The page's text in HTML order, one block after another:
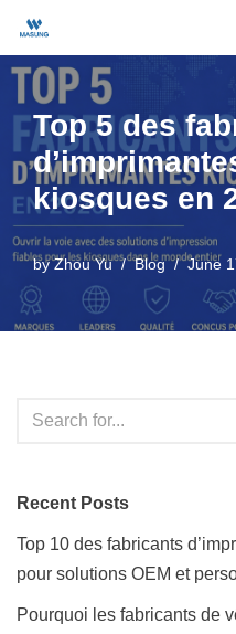
Skip
content
Top 5 des
kiosques en
byZhou Yu Blog June
Recent Posts
Top 10 des fabricants
pour solutions OEM et
Pourquoi les fabricants de